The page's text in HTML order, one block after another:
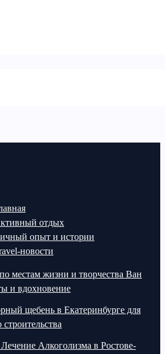
отдых
опыт и истории
новости
местам жизни и творчества Ван
и вдохновение
щебень в Екатеринбурге для
строительства
Алкоголизма в Ростове-